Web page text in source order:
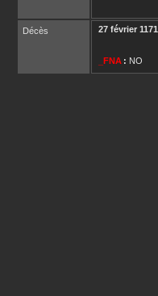
Décès 27 février 1171
_FNA : NO